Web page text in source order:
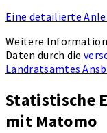
Eine detailierte
Weitere
Daten durch die
Landratsamtes
Statistische
mit Matomo